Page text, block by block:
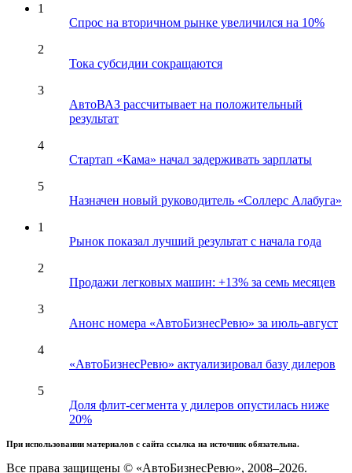
1
Спрос на вторичном рынке увеличился на 10%
2
Тока субсидии сокращаются
3
АвтоВАЗ рассчитывает на положительный
результат
4
Стартап «Кама» начал задерживать зарплаты
5
Назначен новый руководитель «Соллерс Алабуга»
1
Рынок показал лучший результат с начала года
2
Продажи легковых машин: +13% за семь месяцев
3
Анонс номера «АвтоБизнесРевю» за июль-август
4
«АвтоБизнесРевю» актуализировал базу дилеров
5
Доля флит-сегмента у дилеров опустилась ниже
20%
При использовании материалов с сайта ссылка на источник обязательна.
Все права защищены © «АвтоБизнесРевю», 2008–2026.